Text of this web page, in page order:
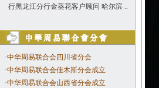
行黑龙江分行金葵花客户顾问 哈尔滨 ..
·中华周易联合会四川省分会
·中华周易联合会佳木斯分会成立
·中华周易联合会山西省分会成立